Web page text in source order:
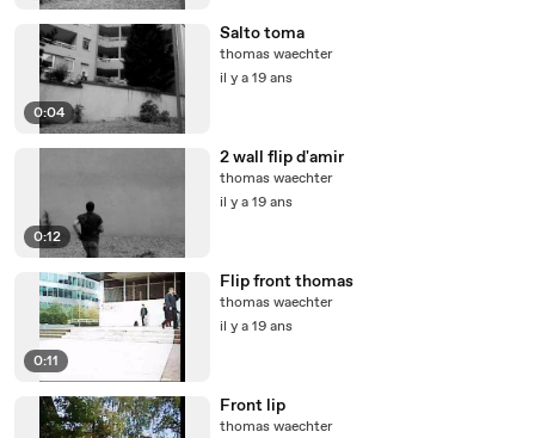
0:04
Salto toma
thomas waechter
il y a 19 ans
0:12
2 wall flip d'amir
thomas waechter
il y a 19 ans
0:11
Flip front thomas
thomas waechter
il y a 19 ans
Front lip
thomas waechter